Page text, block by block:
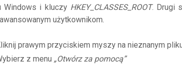
Windows i kluczy HKEY_CLASSES_ROOT. Drugi
użytkownikom.
prawym przyciskiem myszy na nieznanym
z menu „Otwórz za pomocą”